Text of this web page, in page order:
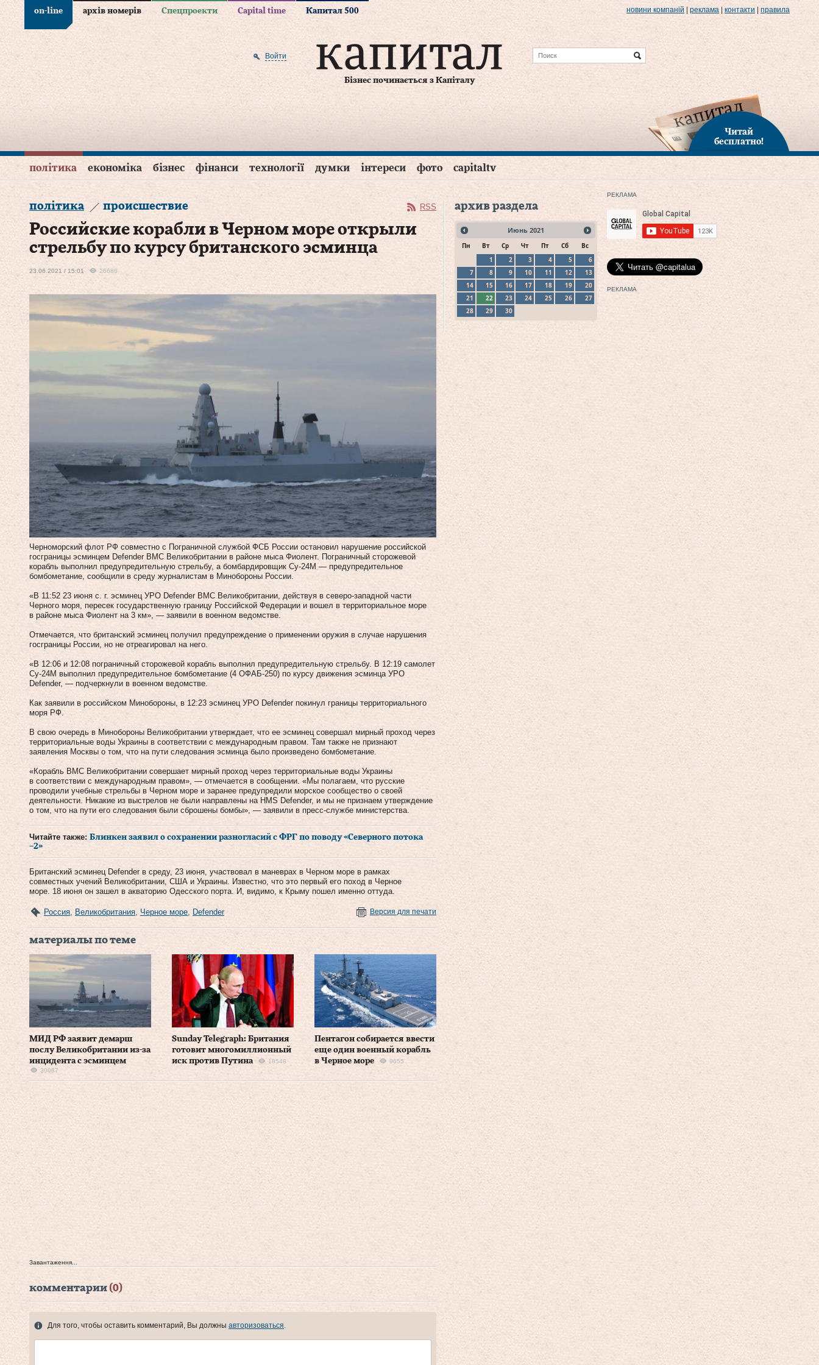
on-line архів номерів Спецпроекти Capital time Капитал 500 новини компаній реклама контакти правила
Бізнес починається з Капіталу
Войти
Читай
бесплатно!
політика економіка бізнес фінанси технології думки інтереси фото capitaltv
політика происшествие RSS
Российские корабли в Черном море открыли
стрельбу по курсу британского эсминца
23.06.2021 / 15:01 26688
Черноморский флот РФ совместно с Пограничной службой ФСБ России остановил нарушение российской
госграницы эсминцем Defender ВМС Великобритании в районе мыса Фиолент. Пограничный сторожевой
корабль выполнил предупредительную стрельбу, а бомбардировщик Су-24М — предупредительное
бомбометание, сообщили в среду журналистам в Минобороны России.
«В 11:52 23 июня с. г. эсминец УРО Defender ВМС Великобритании, действуя в северо-западной части
Черного моря, пересек государственную границу Российской Федерации и вошел в территориальное море
в районе мыса Фиолент на 3 км», — заявили в военном ведомстве.
Отмечается, что британский эсминец получил предупреждение о применении оружия в случае нарушения
госграницы России, но не отреагировал на него.
«В 12:06 и 12:08 пограничный сторожевой корабль выполнил предупредительную стрельбу. В 12:19 самолет
Су-24М выполнил предупредительное бомбометание (4 ОФАБ-250) по курсу движения эсминца УРО
Defender, — подчеркнули в военном ведомстве.
Как заявили в российском Минобороны, в 12:23 эсминец УРО Defender покинул границы территориального
моря РФ.
В свою очередь в Минобороны Великобритании утверждает, что ее эсминец совершал мирный проход через
территориальные воды Украины в соответствии с международным правом. Там также не признают
заявления Москвы о том, что на пути следования эсминца было произведено бомбометание.
«Корабль ВМС Великобритании совершает мирный проход через территориальные воды Украины
в соответствии с международным правом», — отмечается в сообщении. «Мы полагаем, что русские
проводили учебные стрельбы в Черном море и заранее предупредили морское сообщество о своей
деятельности. Никакие из выстрелов не были направлены на HMS Defender, и мы не признаем утверждение
о том, что на пути его следования были сброшены бомбы», — заявили в пресс-службе министерства.
Читайте также: Блинкен заявил о сохранении разногласий с ФРГ по поводу «Северного потока
−2»
Британский эсминец Defender в среду, 23 июня, участвовал в маневрах в Черном море в рамках
совместных учений Великобритании, США и Украины. Известно, что это первый его поход в Черное
море. 18 июня он зашел в акваторию Одесского порта. И, видимо, к Крыму пошел именно оттуда.
Россия Великобритания Черное море Defender Версия для печати
материалы по теме
МИД РФ заявит демарш
послу Великобритании из-за
инцидента с эсминцем
30087
Sunday Telegraph: Британия
готовит многомиллионный
иск против Путина
18548
Пентагон собирается ввести
еще один военный корабль
в Черное море
9655
Завантаження...
комментарии (0)
Для того, чтобы оставить комментарий, Вы должны авторизоваться
архив раздела
Июнь 2021
Пн Вт Ср Чт Пт Сб
Вс
1
2 3 4 5
6
7
8 9 10 11 12
13
14
15 16 17 18 19
20
21
22 23 24 25 26
27
28
29 30
РЕКЛАМА
РЕКЛАМА